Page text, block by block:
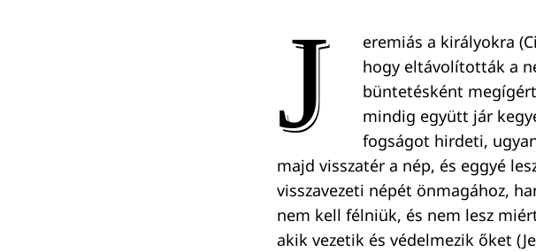
J
eremiás a királyokra
hogy eltávolították a
büntetésként
mindig együtt jár
fogságot hirdeti,
majd visszatér a nép, és eggyé
visszavezeti népét önmagához,
nem kell félniük, és nem lesz
akik vezetik és védelmezik őket